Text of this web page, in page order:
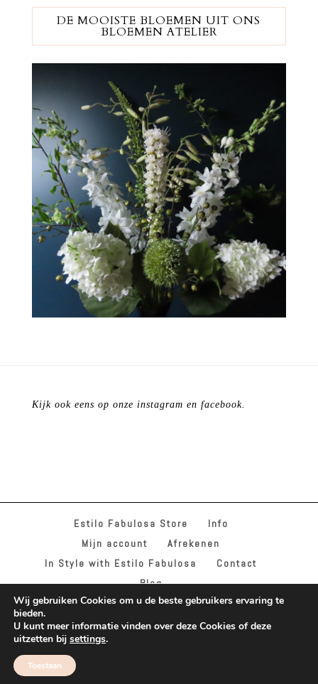
DE MOOISTE BLOEMEN UIT ONS
BLOEMEN ATELIER
Kijk ook eens op onze instagram en facebook.
Estilo Fabulosa Store
Info
Mijn account
Afrekenen
In Style with Estilo Fabulosa
Contact
Blog
© BY ESTILO FABULOSA & INSTYLE WITH ESTILO
Wij gebruiken Cookies om u de beste gebruikers ervaring te
bieden.
U kunt meer informatie vinden over deze Cookies of deze
uitzetten bij settings.
Toestaan